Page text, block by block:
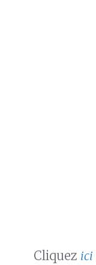
Cliquez ici